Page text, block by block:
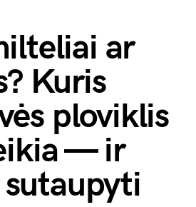
ar
Kuris
ploviklis
— ir